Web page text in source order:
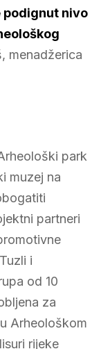
podignut nivo
menadžerica
park
muzej na
partneri
i
od 10
za
Arheološkom
rijeke